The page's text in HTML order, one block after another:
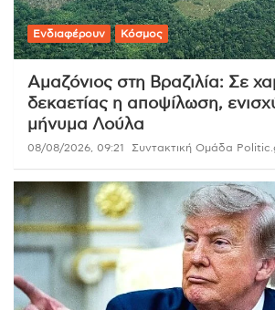
Ενδιαφέρουν Κόσμος
Αμαζόνιος στη Βραζιλία: Σε
δεκαετίας η αποψίλωση,
μήνυμα Λούλα
08/08/2026, 09:21 Συντακτική Ομάδα